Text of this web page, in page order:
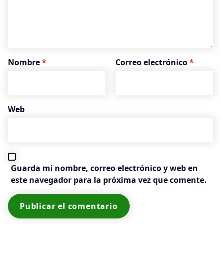
Nombre* Correo electrónico*
Web
Guarda mi nombre, correo electrónico y web en
este navegador para la próxima vez que comente.